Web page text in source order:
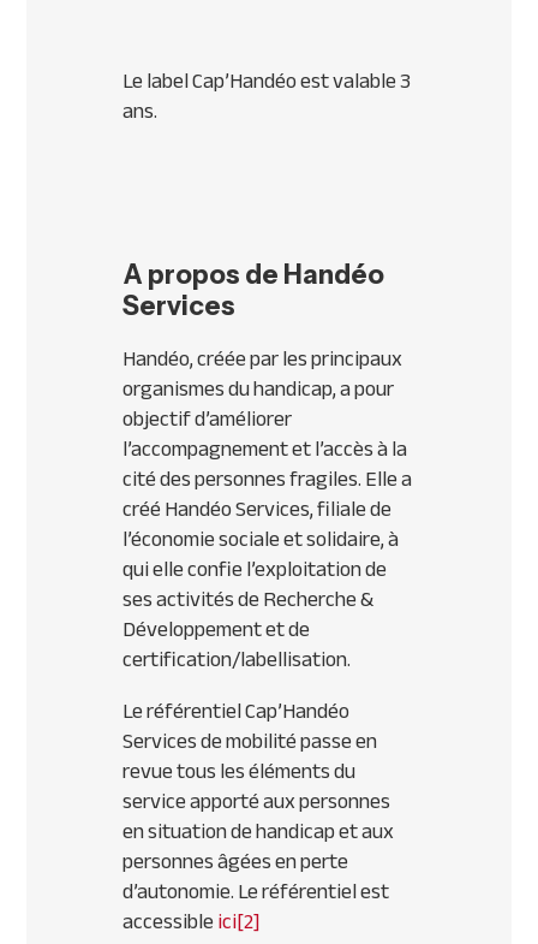
Le label Cap’Handéo est valable 3
ans.
A propos de Handéo
Services
Handéo, créée par les principaux
organismes du handicap, a pour
objectif d’améliorer
l’accompagnement et l’accès à la
cité des personnes fragiles. Elle a
créé Handéo Services, filiale de
l’économie sociale et solidaire, à
qui elle confie l’exploitation de
ses activités de Recherche &
Développement et de
certification/labellisation.
Le référentiel Cap’Handéo
Services de mobilité passe en
revue tous les éléments du
service apporté aux personnes
en situation de handicap et aux
personnes âgées en perte
d’autonomie. Le référentiel est
accessibleici[2]